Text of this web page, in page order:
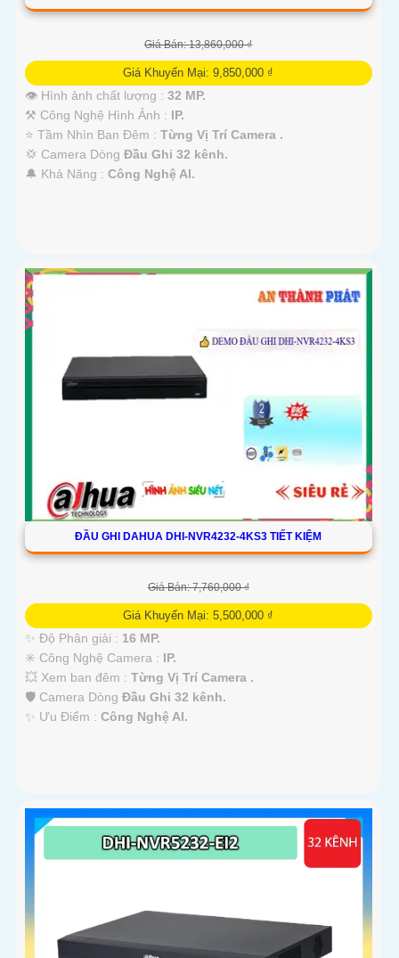
Giá Bán: 13,860,000 ₫
Giá Khuyến Mại: 9,850,000 ₫
👁 Hình ảnh chất lượng : 32 MP.
⚒ Công Nghệ Hình Ảnh : IP.
⭐ Tầm Nhìn Ban Đêm : Từng Vị Trí Camera .
💢 Camera Dòng Đầu Ghi 32 kênh.
️🔔 Khả Năng : Công Nghệ AI.
ĐẦU GHI DAHUA DHI-NVR4232-4KS3 TIẾT KIỆM
Giá Bán: 7,760,000 ₫
Giá Khuyến Mại: 5,500,000 ₫
✨ Độ Phân giải : 16 MP.
✳️ Công Nghệ Camera : IP.
💥 Xem ban đêm : Từng Vị Trí Camera .
🛡 Camera Dòng Đầu Ghi 32 kênh.
️✨ Ưu Điểm : Công Nghệ AI.